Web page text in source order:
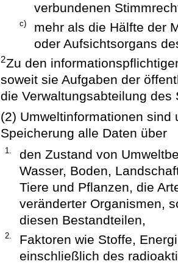
verbundenen
c)
mehr als die Hälfte der
oder Aufsichtsorgans
2Zu den
soweit sie Aufgaben der
die Verwaltungsabteilung
(2) Umweltinformationen sind
Speicherung alle Daten über
1.
den Zustand von
Wasser, Boden,
Tiere und Pflanzen, die
veränderter Organismen,
diesen Bestandteilen,
2.
Faktoren wie Stoffe,
einschließlich des